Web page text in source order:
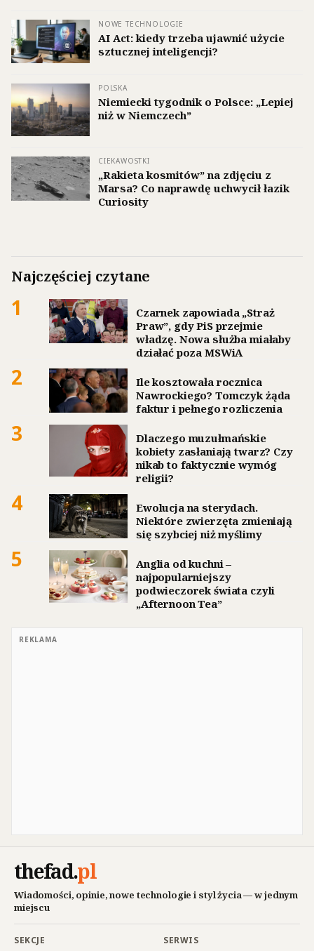
NOWE TECHNOLOGIE
AI Act: kiedy trzeba ujawnić użycie
sztucznej inteligencji?
POLSKA
Niemiecki tygodnik o Polsce: „Lepiej
niż w Niemczech”
CIEKAWOSTKI
„Rakieta kosmitów” na zdjęciu z
Marsa? Co naprawdę uchwycił łazik
Curiosity
Najczęściej czytane
1
Czarnek zapowiada „Straż
Praw”, gdy PiS przejmie
władzę. Nowa służba miałaby
działać poza MSWiA
2
Ile kosztowała rocznica
Nawrockiego? Tomczyk żąda
faktur i pełnego rozliczenia
3
Dlaczego muzułmańskie
kobiety zasłaniają twarz? Czy
nikab to faktycznie wymóg
religii?
4
Ewolucja na sterydach.
Niektóre zwierzęta zmieniają
się szybciej niż myślimy
5
Anglia od kuchni –
najpopularniejszy
podwieczorek świata czyli
„Afternoon Tea”
REKLAMA
thefad.pl
Wiadomości, opinie, nowe technologie i styl życia — w jednym
miejscu
SEKCJE SERWIS